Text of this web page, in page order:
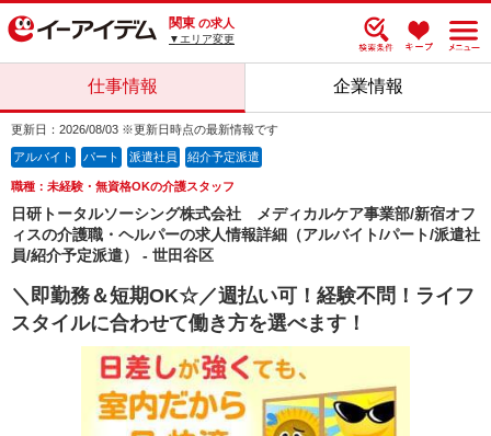
関東 の求人
▼エリア変更
仕事情報 企業情報
更新日：2026/08/03 ※更新日時点の最新情報です
アルバイト パート 派遣社員 紹介予定派遣
職種：未経験・無資格OKの介護スタッフ
日研トータルソーシング株式会社 メディカルケア事業部/新宿オフ
ィスの介護職・ヘルパーの求人情報詳細（アルバイト/パート/派遣社
員/紹介予定派遣） - 世田谷区
＼即勤務＆短期OK☆／週払い可！経験不問！ライフ
スタイルに合わせて働き方を選べます！